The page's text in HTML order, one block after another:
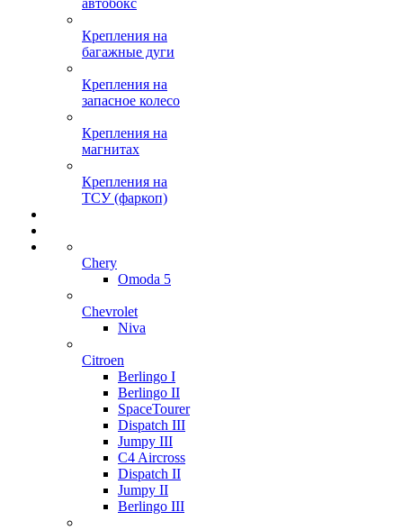
автобокс
Крепления на
багажные дуги
Крепления на
запасное колесо
Крепления на
магнитах
Крепления на
ТСУ (фаркоп)
Chery
Omoda 5
Chevrolet
Niva
Citroen
Berlingo I
Berlingo II
SpaceTourer
Dispatch III
Jumpy III
C4 Aircross
Dispatch II
Jumpy II
Berlingo III